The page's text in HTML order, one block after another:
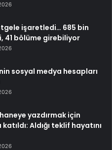
işaretledi… 685 bin
41 bölüme girebiliyor
sosyal medya hesapları
yazdırmak için
Aldığı teklif hayatını